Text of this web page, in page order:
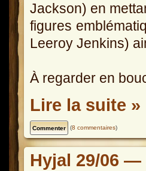
Jackson) en
figures
Leeroy Jenkins)
À regarder en
Lire la suite »
(8 commentaires)
Hyjal 29/06